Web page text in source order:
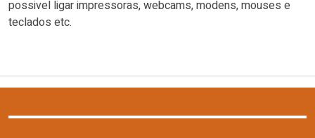
possivel ligar impressoras, webcams, modens, mouses e
teclados etc.